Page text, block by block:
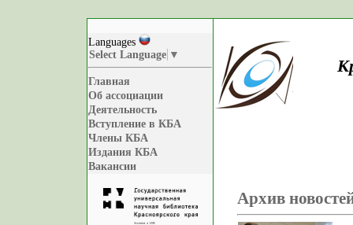
Languages
Select Language ▼
Главная
Об ассоциации
Деятельность
Вступление в КБА
Члены КБА
Издания КБА
Вакансии
Архив